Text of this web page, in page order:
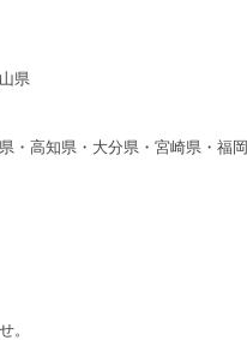
県
・高知県・大分県・宮崎県・福岡
。